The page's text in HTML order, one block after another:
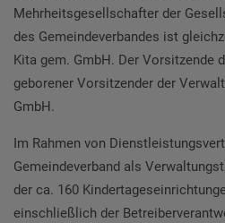
Mehrheitsgesellschafter der
des Gemeindeverbandes ist
Kita gem. GmbH. Der Vorsitzende
geborener Vorsitzender der
GmbH.
Im Rahmen von
Gemeindeverband als
der ca. 160
einschließlich der